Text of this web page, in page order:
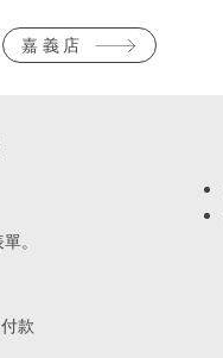
嘉義店
。
款